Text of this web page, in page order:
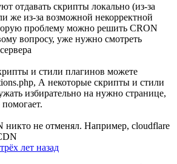
отдавать скрипты локально (из-за
же из-за возможной некорректной
проблему можно решить CRON
вопросу, уже нужно смотреть
и стили плагинов можете
А некоторые скрипты и стили
избирательно на нужно странице,
не отменял. Например, cloudflare
лет назад